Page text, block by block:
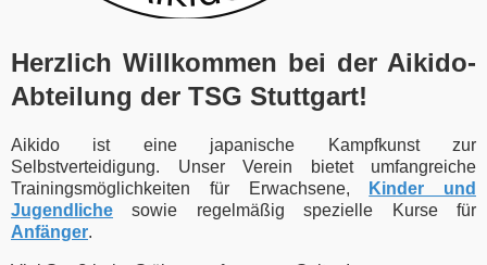
Herzlich Willkommen bei der Aikido-
Abteilung der TSG Stuttgart!
Aikido ist eine japanische Kampfkunst zur
Selbstverteidigung. Unser Verein bietet umfangreiche
Trainingsmöglichkeiten für Erwachsene,
Kinder und
Jugendliche sowie regelmäßig spezielle Kurse für
Anfänger.